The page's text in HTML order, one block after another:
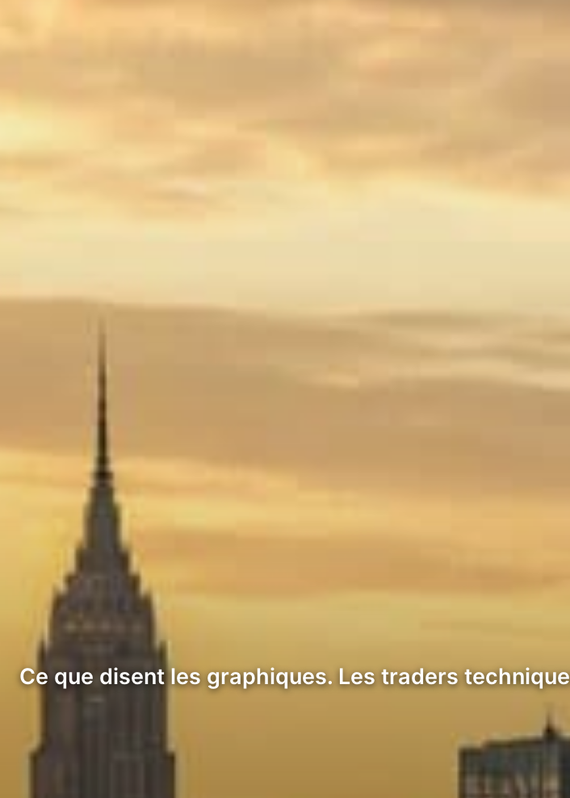
Ce que disent les graphiques. Les traders